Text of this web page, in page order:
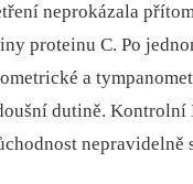
neprokázala
proteinu C. Po
a
dutině. Kontrolní
nepravidelně